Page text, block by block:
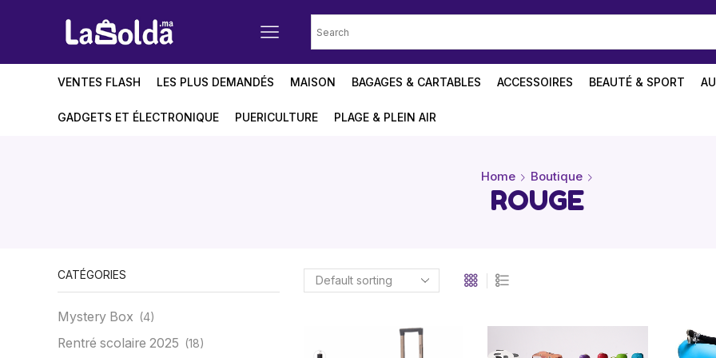
VENTES FLASH LES PLUS DEMANDÉS MAISON BAGAGES & CARTABLES ACCESSOIRES BEAUTÉ & SPORT
GADGETS ET ÉLECTRONIQUE PUERICULTURE PLAGE & PLEIN AIR
Home Boutique
ROUGE
CATÉGORIES
Mystery Box (4)
Rentré scolaire 2025 (18)